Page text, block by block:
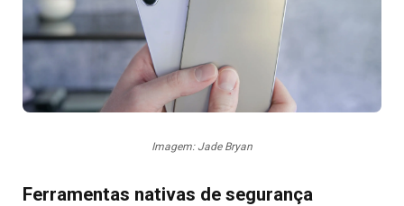
Imagem: Jade Bryan
Ferramentas nativas de segurança